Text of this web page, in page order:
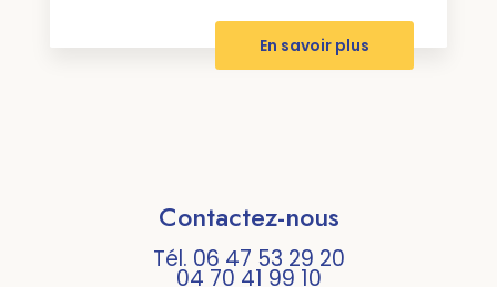
En savoir plus
Contactez-nous
Tél. 06 47 53 29 20
04 70 41 99 10